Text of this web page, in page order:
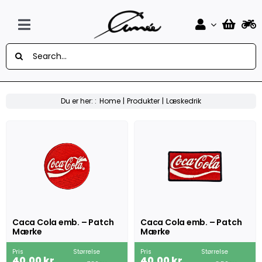
contentToggle
Navigation
Forside
Design Selv Mærker
Musik
Søg
efter:
Du er her: : Home Produkter Læskedrik
Caca Cola emb. – Patch
Mærke
Pris
Størrelse
Caca Cola emb. – Patch
Mærke
Pris
Størrelse